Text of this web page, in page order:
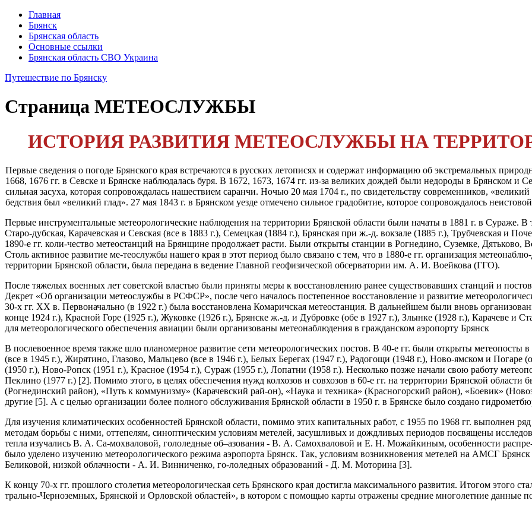
Главная
Брянск
Брянская область
Основные ссылки
Брянская область СВО Украина
Путешествие по Брянску
Страница МЕТЕОСЛУЖБЫ
ИСТОРИЯ РАЗВИТИЯ МЕТЕОСЛУЖБЫ НА
Первые сведения о погоде Брянского края встречаются в русских летописях и содержат инфор­мацию об экстремальных
1668, 1676 гг. в Севске и Брянске наблюдалась буря. В 1672, 1673, 1674 гг. из-за великих дождей были недороды в Брянском и
сильная засуха, которая сопровождалась нашествием саранчи. Ночью 20 мая 1704 г., по свидетельству современников,
бедствия был «великий глад». 27 мая 1843 г. в Брянском уезде отмечено сильное градобитие, которое сопровождалось
Первые инструментальные метеорологические наблюдения на территории Брянской области были начаты в 1881 г. в Сураже.
Старо-дубская, Карачевская и Севская (все в 1883 г.), Семецкая (1884 г.), Брянская при ж.-д. вокзале (1885 г.), Трубчевская и
1890-е гг. коли-чество метеостанций на Брянщине продолжает расти. Были открыты станции в Рогнедино, Суземке,
Столь активное развитие ме-теослужбы нашего края в этот период было связано с тем, что в 1880-е гг. организация
территории Брянской области, была передана в ведение Главной геофизической обсерватории им. А. И. Воейкова (ГГО).
После тяжелых военных лет советской властью были приняты меры к восстановлению ранее существовавших станций и
Декрет «Об организации метеослужбы в РСФСР», после чего началось постепенное восстановление и разви­тие
30-х гг. XX в. Первоначально (в 1922 г.) была восстановлена Комаричская метеостанция. В дальнейшем были вновь
конце 1924 г.), Красной Горе (1925 г.), Жуковке (1926 г.), Брянске ж.-д. и Дубровке (обе в 1927 г.), Злынке (1928 г.), Карачеве и
для метеорологического обеспечения авиации были организованы метеонаблюдения в гражданском аэропорту Брянск
В послевоенное время также шло планомерное развитие сети метеорологических постов. В 40-е гг. были открыты метеопосты
(все в 1945 г.), Жирятино, Глазово, Мальцево (все в 1946 г.), Белых Берегах (1947 г.), Радогощи (1948 г.), Ново-ямском и Погаре
(1950 г.), Ново-Ропск (1951 г.), Красное (1954 г.), Сураж (1955 г.), Лопатни (1958 г.). Несколько позже начали свою работу
Пеклино (1977 г.) [2]. Помимо этого, в целях обеспечения нужд колхозов и совхозов в 60-е гг. на территории Брянской области
(Рогнединский район), «Путь к коммунизму» (Карачевский рай-он), «Наука и техника» (Красногорский район), «Боевик»
другие [5]. А с целью организации более полного обслуживания Брянской области в 1950 г. в Брянске было создано
Для изучения климатических особенностей Брянской области, помимо этих капитальных работ, с 1955 по 1968 гг. выполнен
методам борьбы с ними, оттепелям, синоптическим условиям метелей, засушливых и дождливых периодов по­священы
тепла изучались В. А. Са-мохваловой, гололедные об–азования - В. А. Самохваловой и Е. Н. Можайкиным, особенности
было уделено изучению метеорологиче­ского режима аэропорта Брянск. Так, условиям возникновения метелей на АМСГ
Беликовой, низкой облачности - А. И. Винниченко, го-лоледных образований - Д. М. Моторина [3].
К концу 70-х гг. прошлого столетия метеорологическая сеть Брянского края достигла макси­мального развития. Итогом этого
трально-Черноземных, Брянской и Орловской областей», в котором с помощью карты отражены средние многолетние данные